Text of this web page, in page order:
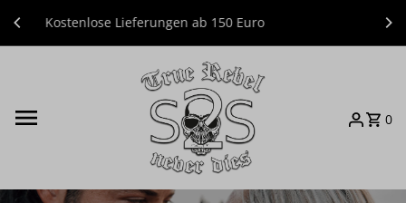
Direkt zum InhaltWillkommen im S2S Shop
0